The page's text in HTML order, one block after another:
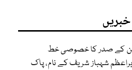
کے صدر کا خصوصی خط
شہباز شریف کے نام، پاک